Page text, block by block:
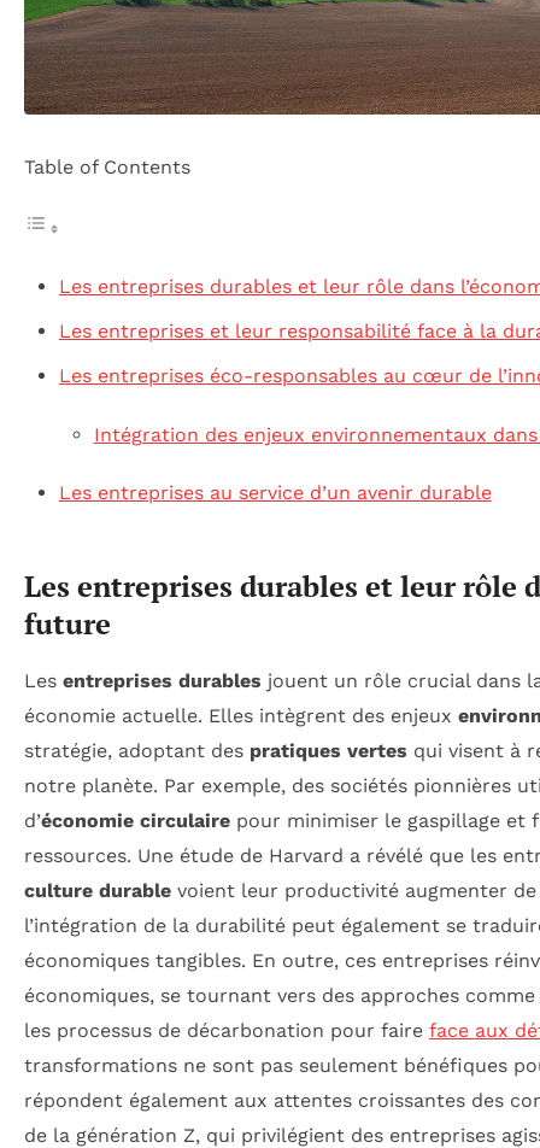
Table of Contents
Les entreprises durables et leur rôle dans
Les entreprises et leur responsabilité face à la
Les entreprises éco-responsables au cœur de
Intégration des enjeux environnementaux
Les entreprises au service d’un avenir durable
Les entreprises durables et leur rôle
future
Les entreprises durables jouent un rôle crucial dans
économie actuelle. Elles intègrent des enjeux
stratégie, adoptant des pratiques vertes qui visent à
notre planète. Par exemple, des sociétés pionnières
d’économie circulaire pour minimiser le gaspillage et
ressources. Une étude de Harvard a révélé que les
culture durable voient leur productivité augmenter de
l’intégration de la durabilité peut également se
économiques tangibles. En outre, ces entreprises
économiques, se tournant vers des approches comme
les processus de décarbonation pour faire face aux
transformations ne sont pas seulement bénéfiques
répondent également aux attentes croissantes des
de la génération Z, qui privilégient des entreprises